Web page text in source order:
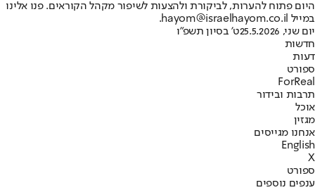
היום פתוח להערות, לביקורת ולהצעות לשיפור מקהל הקוראים. פנו אלינו
במייל hayom@israelhayom.co.il.
יום שני, 25.5.2026
ט' בסיון תשפ"ו
חדשות
דעות
ספורט
ForReal
תרבות ובידור
אוכל
מגזין
אנחנו מגייסים
English
X
ספורט
ענפים נוספים